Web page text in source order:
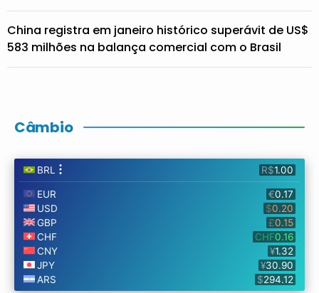
China registra em janeiro histórico superávit de US$
583 milhões na balança comercial com o Brasil
Câmbio